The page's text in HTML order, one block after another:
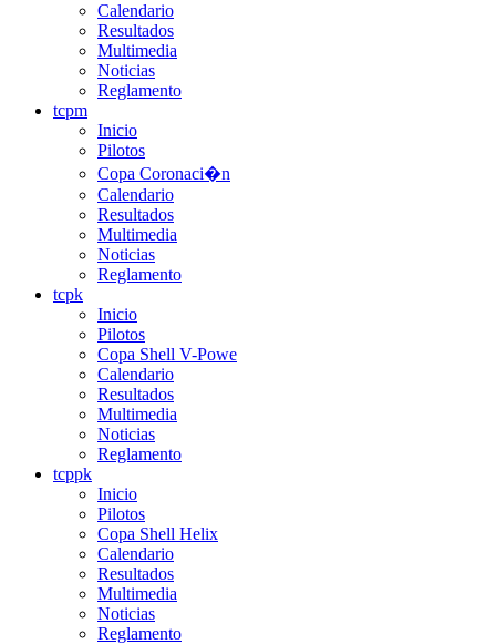
Calendario
Resultados
Multimedia
Noticias
Reglamento
tcpm
Inicio
Pilotos
Copa Coronaci�n
Calendario
Resultados
Multimedia
Noticias
Reglamento
tcpk
Inicio
Pilotos
Copa Shell V-Powe
Calendario
Resultados
Multimedia
Noticias
Reglamento
tcppk
Inicio
Pilotos
Copa Shell Helix
Calendario
Resultados
Multimedia
Noticias
Reglamento